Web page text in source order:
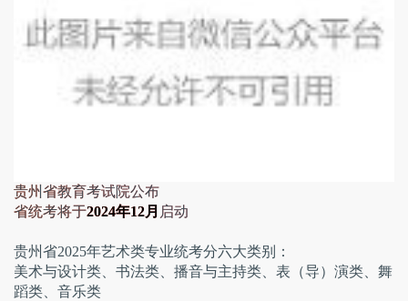
贵州省教育考试院公布
省统考将于2024年12月 启动
贵州省2025年艺术类专业统考分六大类别：
美术与设计类、书法类、播音与主持类、表（导）演类、舞
蹈类、音乐类